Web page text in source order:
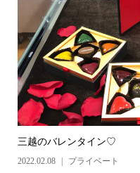
三越のバレンタイン♡
2022.02.08 プライベート